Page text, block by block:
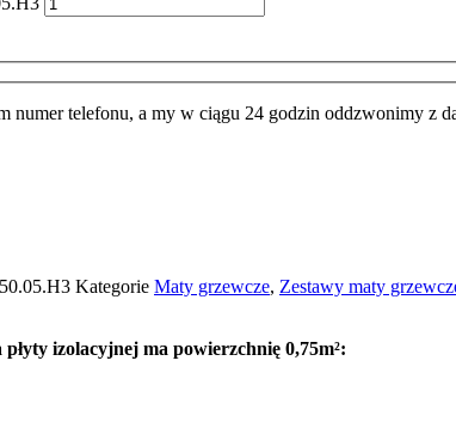
numer telefonu, a my w ciągu 24 godzin oddzwonimy z
Kategorie Maty grzewcze, Zestawy maty
izolacyjnej ma powierzchnię 0,75m²: